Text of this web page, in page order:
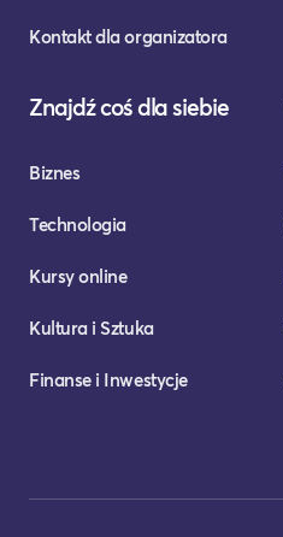
Kontakt dla organizatora
Znajdź coś dla siebie
Biznes
Technologia
Kursy online
Kultura i Sztuka
Finanse i Inwestycje